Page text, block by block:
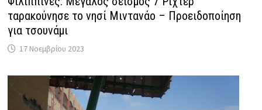
ταρακούνησε το νησί Μιντανάο – Προειδοποίηση
για τσουνάμι
17 Νοεμβρίου 2023